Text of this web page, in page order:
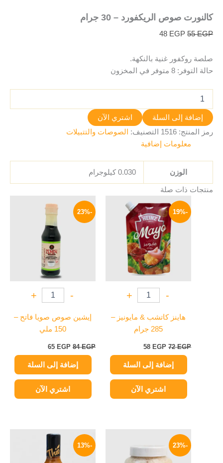
كالنورت صوص الريكفورد – 30 جرام
55EGP
48 EGP
صلصة روكفور غنية بالنكهة.
حالة التوفر: 8 متوفر في المخزون
إضافة إلى السلة
اشتري الآن
رمز المنتج: 1516 التصنيف:
الصوصات والتتبيلات
معلومات إضافية
الوزن 0.030 كيلوجرام
منتجات ذات صلة
-19%
-
+
هاينز كاتشب & مايونيز –
285 جرام
72EGP
الأصلي
هو:
72 EGP.
58 EGP
الحالي
هو:
58 EGP.
إضافة إلى السلة
اشتري الآن
-23%
-
+
إيشين صوص صويا فاتح –
150 ملي
84EGP
الأصلي
65 EGP
الحالي
هو:
65 EGP.
إضافة إلى السلة
اشتري الآن
-23%
هو:
90 EGP.
هو:
69 EGP.
-13%
السعر
الأصلي
السعر
هو:
39 EGP.